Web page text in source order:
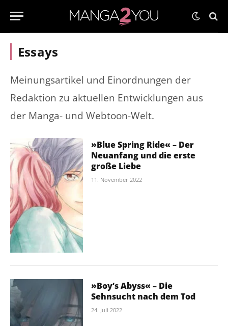
Essays
Meinungsartikel und Einordnungen der
Redaktion zu aktuellen Entwicklungen aus
der Manga- und Webtoon-Welt.
»Blue Spring Ride« – Der
Neuanfang und die erste
große Liebe
11. November 2022
»Boy’s Abyss« – Die
Sehnsucht nach dem Tod
24. Juli 2022